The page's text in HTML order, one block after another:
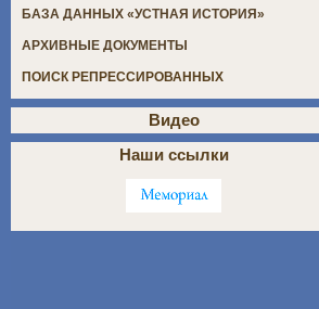
БАЗА ДАННЫХ «УСТНАЯ ИСТОРИЯ»
АРХИВНЫЕ ДОКУМЕНТЫ
ПОИСК РЕПРЕССИРОВАННЫХ
Видео
Наши ссылки